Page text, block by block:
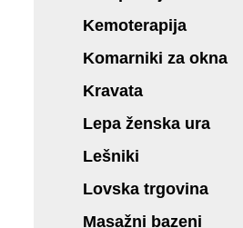
Kemoterapija
Komarniki za okna
Kravata
Lepa ženska ura
Lešniki
Lovska trgovina
Masažni bazeni